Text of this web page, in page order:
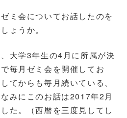
ミ会についてお話したのを
ょうか。
大学3年生の4月に所属が決
毎月ゼミ会を開催してお
てからも毎月続いている、
みにこのお話は2017年2月
た。（西暦を三度見してし